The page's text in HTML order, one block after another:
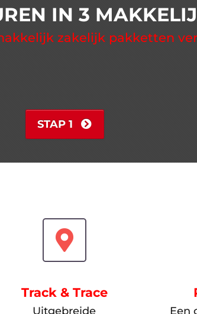
IN 3
zakelijk pakketten
STAP 1
Track & Trace
Uitgebreide
Een